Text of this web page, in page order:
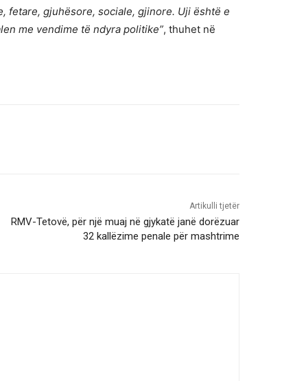
fetare, gjuhësore, sociale, gjinore. Uji është e
me vendime të ndyra politike”, thuhet në
Artikulli tjetër
RMV-Tetovë, për një muaj në gjykatë janë dorëzuar
32 kallëzime penale për mashtrime